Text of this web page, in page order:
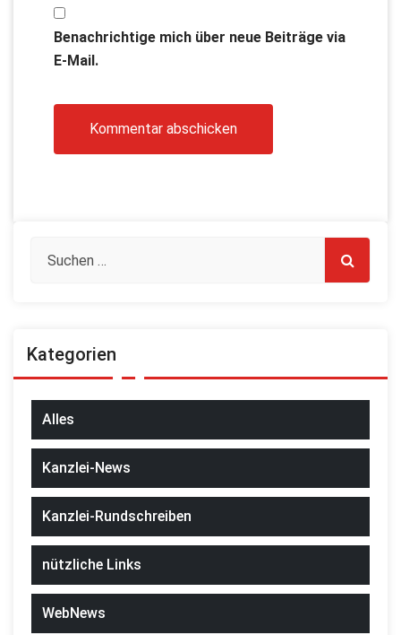
Benachrichtige mich über neue Beiträge via
E-Mail.
Kategorien
Alles
Kanzlei-News
Kanzlei-Rundschreiben
nützliche Links
WebNews